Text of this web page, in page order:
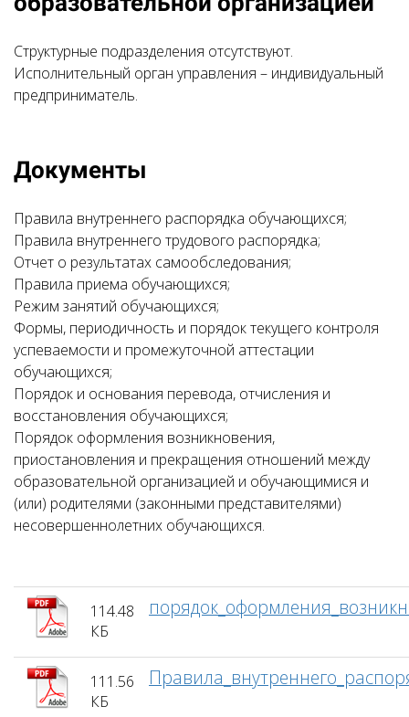
Структурные подразделения отсутствуют.
Исполнительный орган управления – индивидуальный
предприниматель.
Документы
Правила внутреннего распорядка обучающихся;
Правила внутреннего трудового распорядка;
Отчет о результатах самообследования;
Правила приема обучающихся;
Режим занятий обучающихся;
Формы, периодичность и порядок текущего контроля
успеваемости и промежуточной аттестации
обучающихся;
Порядок и основания перевода, отчисления и
восстановления обучающихся;
Порядок оформления возникновения,
приостановления и прекращения отношений между
образовательной организацией и обучающимися и
(или) родителями (законными представителями)
несовершеннолетних обучающихся.
114.48
КБ
111.56
КБ